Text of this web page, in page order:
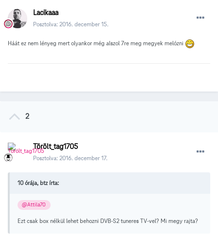
Lacikaaa
Posztolva: 2016. december 15.
Háát ez nem lényeg mert olyankor még alszol 7re meg megyek melózni
2
Törölt_tag1705
Posztolva: 2016. december 17.
10 órája, btz írta:
@Attila70
Ezt csak box nélkül lehet behozni DVB-S2 tuneres TV-vel? Mi megy rajta?